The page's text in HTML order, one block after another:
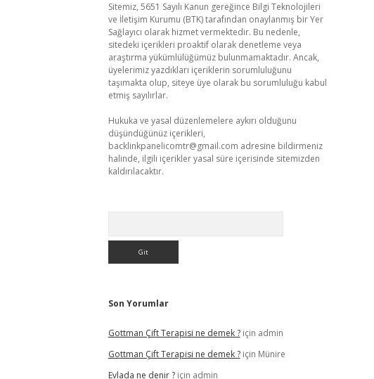
Sitemiz, 5651 Sayılı Kanun gereğince Bilgi Teknolojileri
ve İletişim Kurumu (BTK) tarafından onaylanmış bir Yer
Sağlayıcı olarak hizmet vermektedir. Bu nedenle,
sitedeki içerikleri proaktif olarak denetleme veya
araştırma yükümlülüğümüz bulunmamaktadır. Ancak,
üyelerimiz yazdıkları içeriklerin sorumluluğunu
taşımakta olup, siteye üye olarak bu sorumluluğu kabul
etmiş sayılırlar.
Hukuka ve yasal düzenlemelere aykırı olduğunu
düşündüğünüz içerikleri,
backlinkpanelicomtr@gmail.com adresine bildirmeniz
halinde, ilgili içerikler yasal süre içerisinde sitemizden
kaldırılacaktır.
Son Yorumlar
Gottman Çift Terapisi ne demek ?için admin
Gottman Çift Terapisi ne demek ?için Münire
Evlada ne denir ?için admin